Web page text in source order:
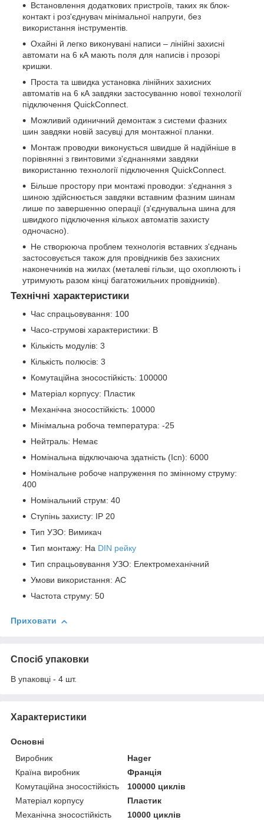
Встановлення додаткових пристроїв, таких як блок-
контакт і роз'єднувач мінімальної напруги, без
використання інструментів.
Охайні й легко виконувані написи – лінійні захисні
автомати на 6 кА мають поля для написів і прозорі
кришки.
Проста та швидка установка лінійних захисних
автоматів на 6 кА завдяки застосуванню нової технології
підключення QuickConnect.
Можливий одиничний демонтаж з системи фазних
шин завдяки новій засувці для монтажної планки.
Монтаж проводки виконується швидше й надійніше в
порівнянні з гвинтовими з'єднаннями завдяки
використанню технології підключення QuickConnect.
Більше простору при монтажі проводки: з'єднання з
шиною здійснюється завдяки вставним фазним шинам
лише по завершенню операції (з'єднувальна шина для
швидкого підключення кількох автоматів захисту
одночасно).
Не створююча проблем технологія вставних з'єднань
застосовується також для провідників без захисних
наконечників на жилах (металеві гільзи, що охоплюють і
утримують разом кінці багатожильних провідників).
Технічні характеристики
Час спрацьовування: 100
Часо-струмові характеристики: B
Кількість модулів: 3
Кількість полюсів: 3
Комутаційна зносостійкість: 100000
Матеріал корпусу: Пластик
Механічна зносостійкість: 10000
Мінімальна робоча температура: -25
Нейтраль: Немає
Номінальна відключаюча здатність (Icn): 6000
Номінальне робоче напруження по змінному струму:
400
Номінальний струм: 40
Ступінь захисту: IP 20
Тип УЗО: Вимикач
Тип монтажу: На DIN рейку
Тип спрацьовування УЗО: Електромеханічний
Умови використання: АС
Частота струму: 50
Приховати
Спосіб упаковки
В упаковці - 4 шт.
Характеристики
Основні
Виробник
Hager
Країна виробник
Франція
Комутаційна зносостійкість
100000 циклів
Матеріал корпусу
Пластик
Механічна зносостійкість
10000 циклів